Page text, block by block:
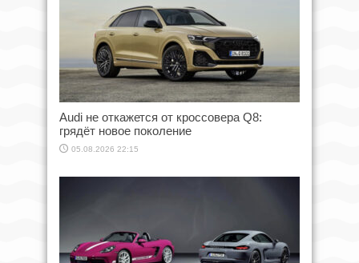
Audi не откажется от кроссовера Q8:
грядёт новое поколение
05.08.2026 22:15